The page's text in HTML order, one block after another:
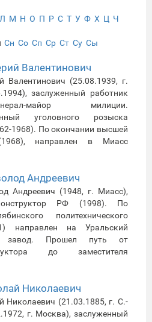
Л М Н О П Р С Т У Ф Х Ц Ч
Сн Со Сп Ср Ст Су Сы
Валентинович
Валентинович (25.08.1939, г.
заслуженный работник
майор милиции.
уголовного розыска
1968). По окончании высшей
направлен в Миасс
Андреевич
Андреевич (1948, г. Миасс),
РФ (1998). По
политехнического
направлен на Уральский
завод. Прошел путь от
до заместителя
Николаевич
Николаевич (21.03.1885, г. С.-
г. Москва), заслуженный